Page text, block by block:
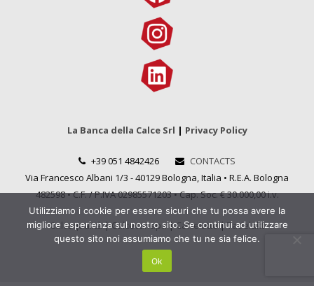
La Banca della Calce Srl | Privacy Policy
+39 051 4842426
CONTACTS
Via Francesco Albani 1/3 - 40129 Bologna, Italia • R.E.A. Bologna
482598 • C.F. / P.IVA 02985571203 • Cap. Soc. € 30.000,00 i.v.
Calcequalità|Calcecanapa|Calcelatte|Tadelakt
Utilizziamo i cookie per essere sicuri che tu possa avere la
migliore esperienza sul nostro sito. Se continui ad utilizzare
questo sito noi assumiamo che tu ne sia felice.
Ok